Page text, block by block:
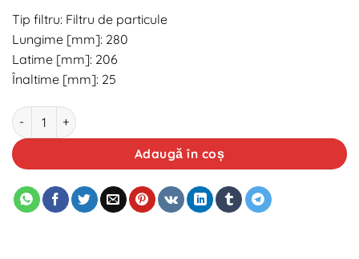
Tip filtru: Filtru de particule
Lungime [mm]: 280
Latime [mm]: 206
Înaltime [mm]: 25
Cantitate Filtru aer habitaclu MANN CU2882
Adaugă în coș